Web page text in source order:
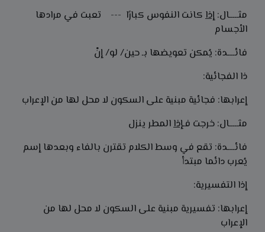
مثـــــال:إذا كانت النفوس كبارًا --- تعبت في مرادها
الأجسام
فائــــدة: يُمكن تعويضها بـ حين/ لو/ إنْ
ذا الفجائية:
إعرابها: فجائية مبنية على السكون لا محل لها من الإعراب
مثـــــال: خرجت فـإذاالمطر ينزل
فائــــدة: تقع في وسط الكلام تقترن بالفاء وبعدها إسم
يُعرب دائما مبتدأ
إذا التفسيرية:
إعرابها: تفسيرية مبنية على السكون لا محل لها من
الإعراب